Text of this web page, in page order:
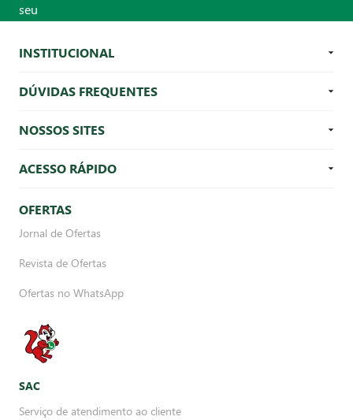
INSTITUCIONAL
DÚVIDAS FREQUENTES
NOSSOS SITES
ACESSO RÁPIDO
OFERTAS
Jornal de Ofertas
Revista de Ofertas
Ofertas no WhatsApp
SAC
Serviço de atendimento ao cliente